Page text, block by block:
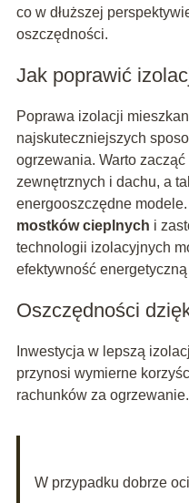
co w dłuższej
oszczędności.
Jak poprawić
Poprawa izolacji
najskuteczniejszych
ogrzewania. Warto
zewnętrznych i dachu, a
energooszczędne
mostków cieplnych i
technologii izolacyjnych
efektywność
Oszczędności
Inwestycja w lepszą
przynosi wymierne
rachunków za ogrzewanie.
W przypadku dobrze